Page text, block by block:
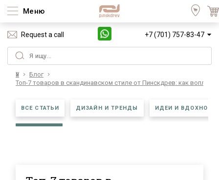
Меню
Request a call +7 (701) 757-83-47
Үй
Блог
Топ-7 товаров в скандинавском стиле от Пинскдрев: как
ВСЕ СТАТЬИ ДИЗАЙН И ТРЕНДЫ ИДЕИ И